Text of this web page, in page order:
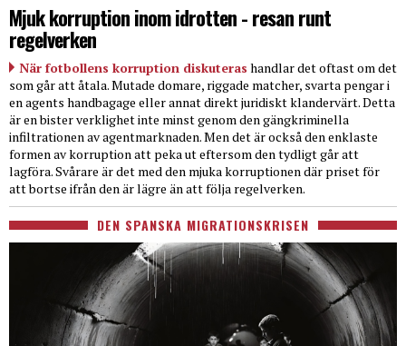
Mjuk korruption inom idrotten - resan runt
regelverken
När fotbollens korruption diskuteras handlar det oftast om det
som går att åtala. Mutade domare, riggade matcher, svarta pengar i
en agents handbagage eller annat direkt juridiskt klandervärt. Detta
är en bister verklighet inte minst genom den gängkriminella
infiltrationen av agentmarknaden. Men det är också den enklaste
formen av korruption att peka ut eftersom den tydligt går att
lagföra. Svårare är det med den mjuka korruptionen där priset för
att bortse ifrån den är lägre än att följa regelverken.
DEN SPANSKA MIGRATIONSKRISEN